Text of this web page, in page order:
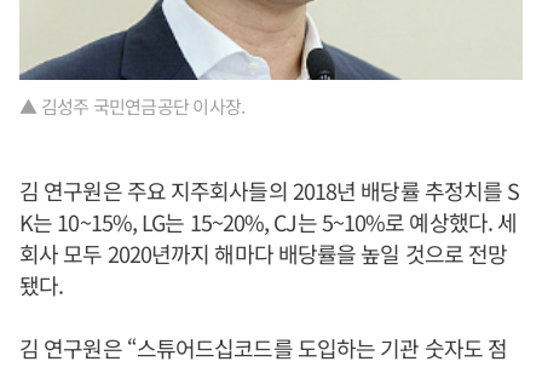
▲ 김성주 국민연금공단 이사장.
김 연구원은 주요 지주회사들의 2018년 배당률 추정치를 S
K는 10~15%, LG는 15~20%, CJ는 5~10%로 예상했다. 세
회사 모두 2020년까지 해마다 배당률을 높일 것으로 전망
됐다.
김 연구원은 “스튜어드십코드를 도입하는 기관 숫자도 점